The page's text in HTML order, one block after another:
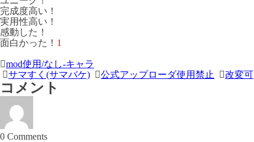
完成度高い！
実用性高い！
感動した！
面白かった！ 1
＜
次
の
記
事
前
の
記
事
＞
mod使用/なし-キャラ
サマすく(サマバケ)
公式アップローダ使用禁止 改変可
コメント
0 Comments